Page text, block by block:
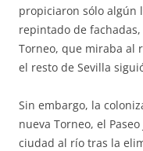
propiciaron sólo algún
repintado de
Torneo, que miraba al
el resto de Sevilla
Sin embargo, la
nueva Torneo, el
ciudad al río tras la